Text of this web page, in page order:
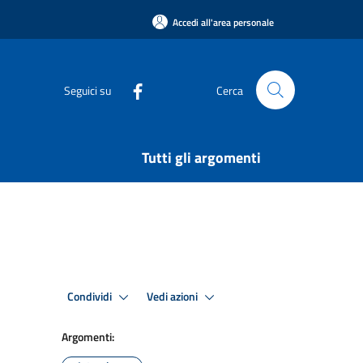
Accedi all'area personale
Seguici su Cerca
Tutti gli argomenti
Condividi Vedi azioni
Argomenti: